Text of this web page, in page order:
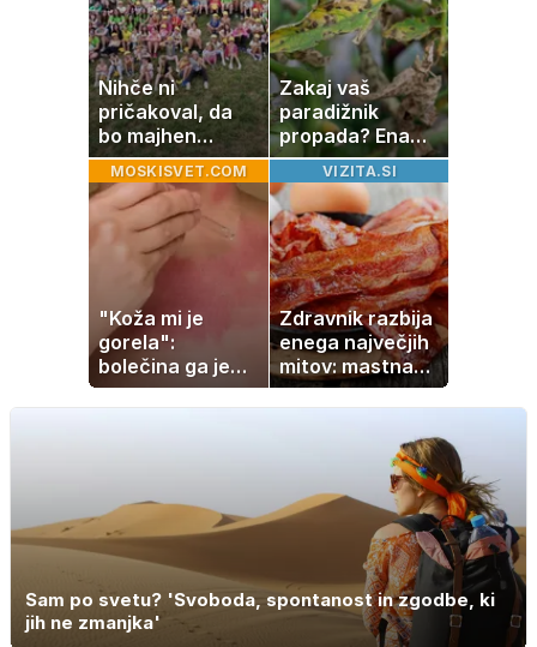
Nihče ni
pričakoval, da
bo majhen
projekt postal
ena najlepših
zgodb Zasavja
Zakaj vaš
paradižnik
propada? Ena
napaka lahko
uniči rastline –
tako jih rešite
MOSKISVET.COM
"Koža mi je
gorela":
bolečina ga je
priklenila na
posteljo
VIZITA.SI
Zdravnik razbija
enega največjih
mitov: mastna
jetra ne
nastanejo zaradi
slanine, temveč
zaradi živila, ki
ga imamo vsi
radi
Sam po svetu? 'Svoboda, spontanost in zgodbe, ki
jih ne zmanjka'